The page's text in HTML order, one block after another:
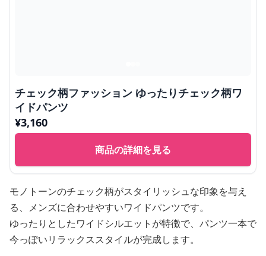
チェック柄ファッション ゆったりチェック柄ワ
イドパンツ
¥3,160
商品の詳細を見る
モノトーンのチェック柄がスタイリッシュな印象を与え
る、メンズに合わせやすいワイドパンツです。
ゆったりとしたワイドシルエットが特徴で、パンツ一本で
今っぽいリラックススタイルが完成します。